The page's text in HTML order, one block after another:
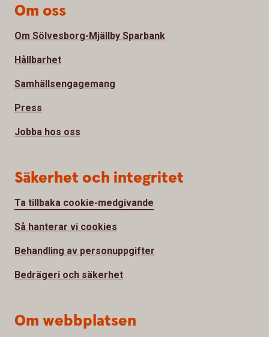
Om oss
Om Sölvesborg-Mjällby Sparbank
Hållbarhet
Samhällsengagemang
Press
Jobba hos oss
Säkerhet och integritet
Ta tillbaka cookie-medgivande
Så hanterar vi cookies
Behandling av personuppgifter
Bedrägeri och säkerhet
Om webbplatsen